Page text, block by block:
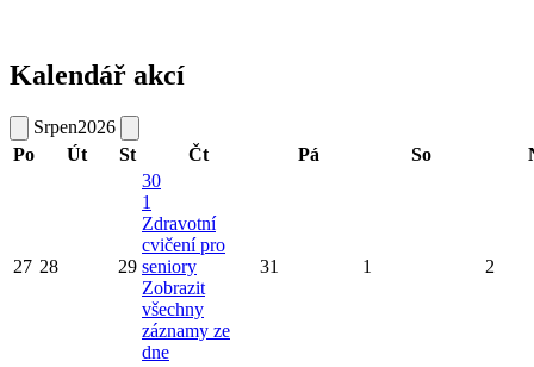
Kalendář akcí
Srpen2026
Po
Út St Čt Pá So
27 28 29
30
1
Zdravotní
cvičení pro
seniory
Zobrazit
všechny
záznamy ze
dne
31 1 2